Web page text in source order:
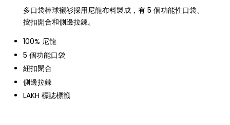
多口袋棒球襯衫採用尼龍布料製成，有 5 個功能性口袋、
按扣開合和側邊拉鍊。
100% 尼龍
5 個功能口袋
紐扣閉合
側邊拉鍊
LAKH 標誌標籤